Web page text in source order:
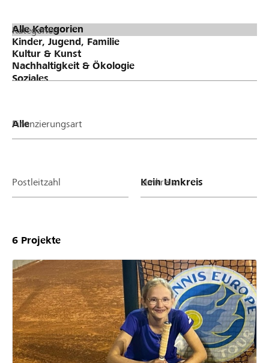
Kategorien
Finanzierungsart
Postleitzahl Umkreis
6 Projekte